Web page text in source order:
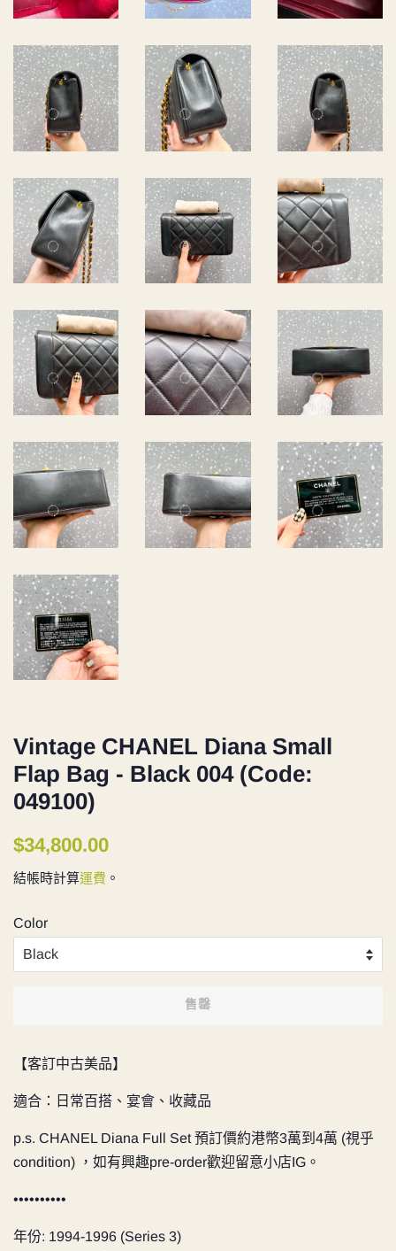
Vintage CHANEL Diana Small
Flap Bag - Black 004 (Code:
049100)
定
$34,800.00
結帳時計算運費 。
Color
售罄
【客訂中古美品】
適合：日常百搭、宴會、收藏品
p.s. CHANEL Diana Full Set 預訂價約港幣3萬到4萬 (視乎
condition) ，如有興趣pre-order歡迎留意小店IG。
••••••••••
年份: 1994-1996 (Series 3)